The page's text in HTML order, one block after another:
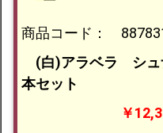
商品コード：
(白)アラベラ シュ
本セット
￥